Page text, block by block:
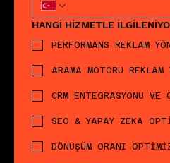
HANGİ HİZMETLE
PERFORMANS REKLAM
ARAMA MOTORU
CRM ENTEGRASYONU VE
SEO & YAPAY ZEKA
DÖNÜŞÜM ORANI